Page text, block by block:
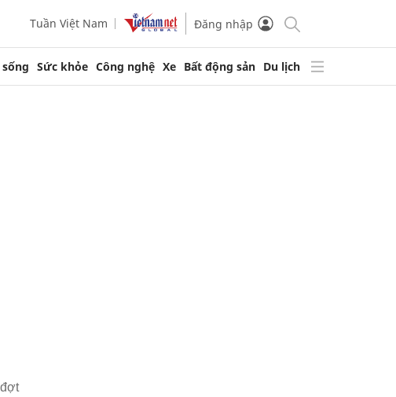
Tuần Việt Nam Đăng nhập
Sức khỏe Công nghệ Xe Bất động sản Du lịch